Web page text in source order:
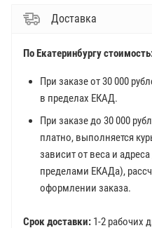
Доставка
По Екатеринбургу
При заказе от 30 000
в пределах ЕКАД.
При заказе до 30 000
платно, выполняется
зависит от веса и
пределами ЕКАДа),
оформлении заказа.
Срок доставки: 1-2 рабочих